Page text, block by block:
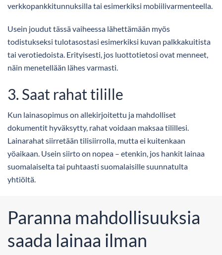
verkkopankkitunnuksilla tai esimerkiksi mobiilivarmenteella.
Usein joudut tässä vaiheessa lähettämään myös
todistukseksi tulotasostasi esimerkiksi kuvan palkkakuitista
tai verotiedoista. Erityisesti, jos luottotietosi ovat menneet,
näin menetellään lähes varmasti.
3. Saat rahat tilille
Kun lainasopimus on allekirjoitettu ja mahdolliset
dokumentit hyväksytty, rahat voidaan maksaa tilillesi.
Lainarahat siirretään tilisiirrolla, mutta ei kuitenkaan
yöaikaan. Usein siirto on nopea – etenkin, jos hankit lainaa
suomalaiselta tai puhtaasti suomalaisille suunnatulta
yhtiöltä.
Paranna mahdollisuuksia
saada lainaa ilman